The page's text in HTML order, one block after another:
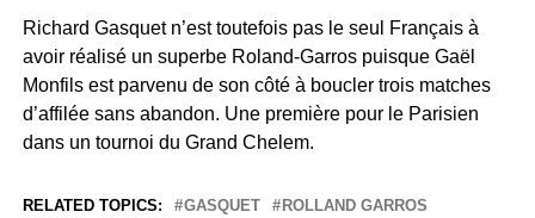
Richard Gasquet n’est toutefois pas le seul Français à
avoir réalisé un superbe Roland-Garros puisque Gaël
Monfils est parvenu de son côté à boucler trois matches
d’affilée sans abandon. Une première pour le Parisien
dans un tournoi du Grand Chelem.
RELATED TOPICS: GASQUET
ROLLAND GARROS